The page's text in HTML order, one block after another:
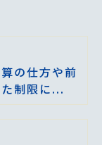
の仕方や前
制限に...